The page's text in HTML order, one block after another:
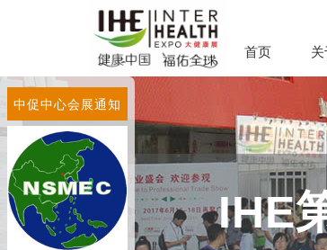
首页
IHE
中促中心会展通知